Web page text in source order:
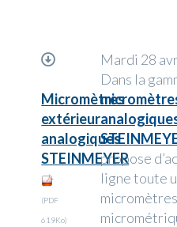
Micromètres
extérieur
analogiques
STEINMEYER
(PDF
619Ko)
Mardi 28
Dans la
propose
ligne toute